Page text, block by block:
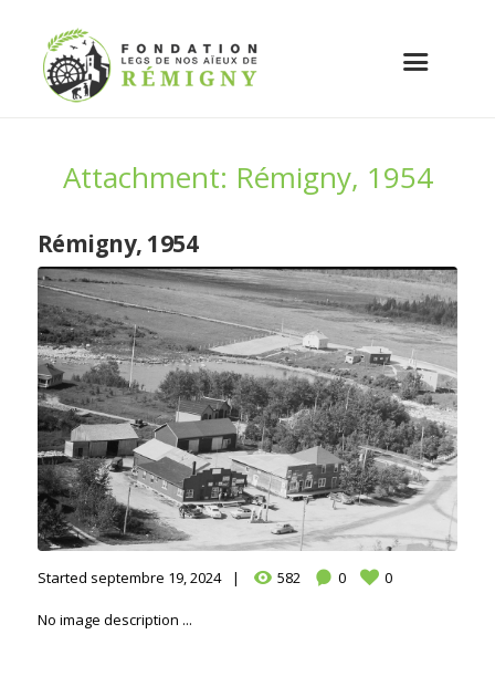
Attachment: Rémigny, 1954
Rémigny, 1954
Started septembre 19, 2024 582 0 0
No image description ...